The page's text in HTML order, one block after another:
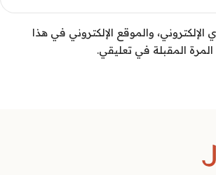
والموقع الإلكتروني في هذا
المقبلة في تعليقي.